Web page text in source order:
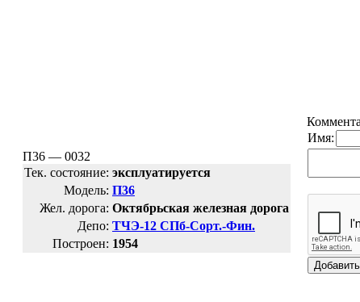
П36 — 0032
Тек. состояние: эксплуатируется
Модель: П36
Жел. дорога: Октябрьская железная дорога
Депо: ТЧЭ-12 СПб-Сорт.-Фин.
Построен: 1954
Имя: